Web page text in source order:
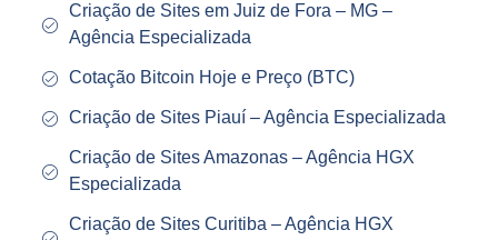
Criação de Sites em Juiz de Fora – MG –
Agência Especializada
Cotação Bitcoin Hoje e Preço (BTC)
Criação de Sites Piauí – Agência Especializada
Criação de Sites Amazonas – Agência HGX
Especializada
Criação de Sites Curitiba – Agência HGX